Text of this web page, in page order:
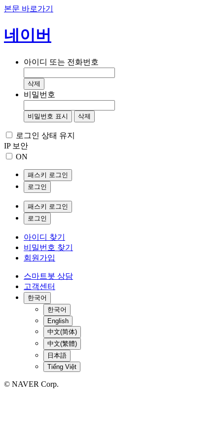
본문 바로가기
네이버
아이디 또는 전화번호
삭제
비밀번호
비밀번호 표시 삭제
로그인 상태 유지
IP 보안
ON
패스키 로그인
로그인
패스키 로그인
로그인
아이디 찾기
비밀번호 찾기
회원가입
스마트봇 상담
고객센터
한국어
한국어
English
中文(简体)
中文(繁體)
日本語
Tiếng Việt
© NAVER Corp.